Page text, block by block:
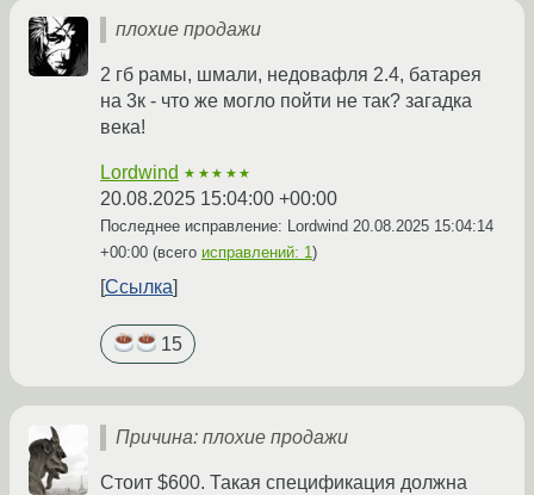
плохие продажи
2 гб рамы, шмали, недовафля 2.4, батарея
на 3к - что же могло пойти не так? загадка
века!
Lordwind ★★★★★
20.08.2025 15:04:00 +00:00
Последнее исправление: Lordwind 20.08.2025 15:04:14
+00:00 (всего исправлений: 1)
Ссылка
15
Причина: плохие продажи
Стоит $600. Такая спецификация должна